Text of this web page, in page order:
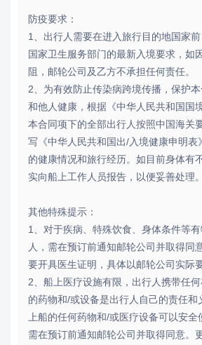
防疫要求：
1、出行人需要在进入旅行目的地国家
国家卫生服务部门的最新入境要求，如
阻，邮轮公司及乙方不承担任何责任。
2、为有效防止传染病跨境传播，保护
和他人健康，根据《中华人民共和国国
本合同项下的全部出行人按照中国海关
写《中华人民共和国出/入境健康申明表
的健康情况和旅行经历。如目前身体有
实向船上工作人员报告，以便妥善处理。
其他特殊提示：
1、对于疾病、特殊饮食、身体条件等
人，需在预订前通知邮轮公司并取得同
要开具医生证明，具体以邮轮公司实际
2、船上医疗设施有限，出行人携带任
的药物和/或设备是出行人自己的责任和
上船的任何药物和/或医疗设备可以安
需在预订前通知邮轮公司并取得同意。